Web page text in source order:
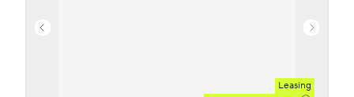
Leasing